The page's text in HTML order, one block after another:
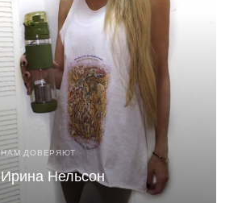
НАМ ДОВЕРЯЮТ
Ирина Нельсон